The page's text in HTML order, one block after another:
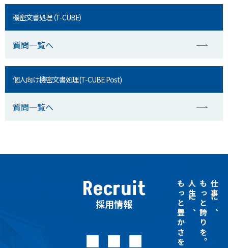
機密文書処理（T-CUBE）
質問一覧へ
個人向け機密文書処理(T-CUBE Post)
質問一覧へ
Recruit
採用情報 仕事に、
もっと誇りを。
人生に、
もっと豊かさを